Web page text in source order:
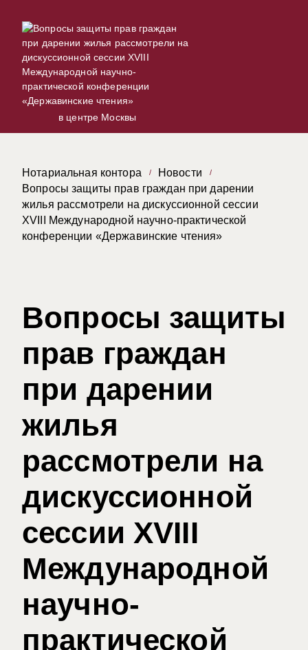
в центре Москвы
Нотариальная контора
Новости
Вопросы защиты прав граждан при дарении
жилья рассмотрели на дискуссионной сессии
XVIII Международной научно-практической
конференции «Державинские чтения»
Вопросы защиты
прав граждан
при дарении
жилья
рассмотрели на
дискуссионной
сессии XVIII
Международной
научно-
практической